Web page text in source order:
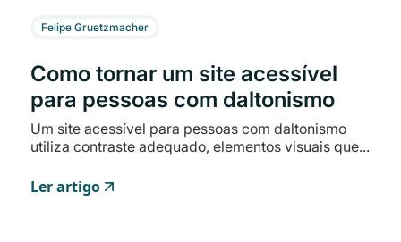
Felipe Gruetzmacher
Como tornar um site acessível
para pessoas com daltonismo
Um site acessível para pessoas com daltonismo
utiliza contraste adequado, elementos visuais que...
Ler artigo